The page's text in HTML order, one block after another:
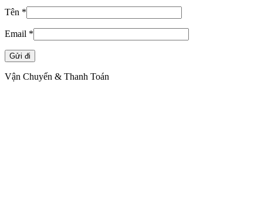
Tên *
Email *
Vận Chuyển & Thanh Toán